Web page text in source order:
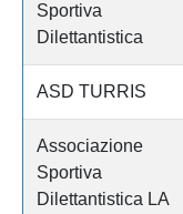
Sportiva
Dilettantistica
ASD TURRIS
Associazione
Sportiva
Dilettantistica LA